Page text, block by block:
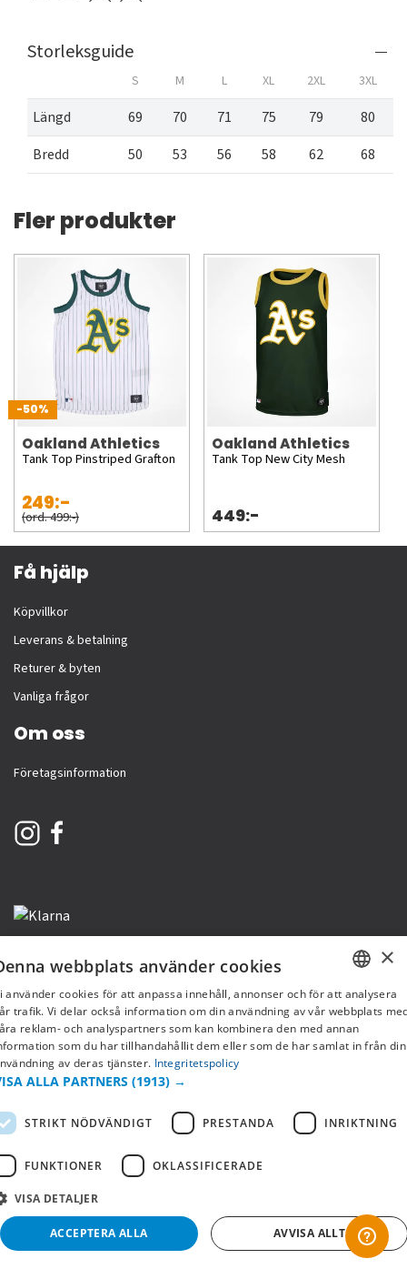
Storleksguide
S M L XL 2XL 3XL
Längd 69 70 71 75 79
80
Bredd
50 53 56 58 62 68
Fler produkter
-50%
Oakland Athletics
Tank Top Pinstriped Grafton
249:-
(ord. 499:-)
Oakland Athletics
Tank Top New City Mesh
449:-
Få hjälp
Köpvillkor
Leverans & betalning
Returer & byten
Vanliga frågor
Om oss
Företagsinformation
Copyright © 2019 This site is Licensed to 377 Sport AB IntegritetspolicyCookies
SWEDISH
FI
×
webbplats använder cookies
använder cookies för att anpassa innehåll, annonser och för att analysera
trafik. Vi delar också information om din användning av vår webbplats
reklam- och analyspartners som kan kombinera den med annan
som du har tillhandahållit dem eller som de har samlat in från din
av deras tjänster. Integritetspolicy
ALLA PARTNERS (1913) →
STRIKT NÖDVÄNDIGT PRESTANDA INRIKTNING
FUNKTIONER OKLASSIFICERADE
VISA DETALJER
ACCEPTERA ALLA AVVISA ALLT